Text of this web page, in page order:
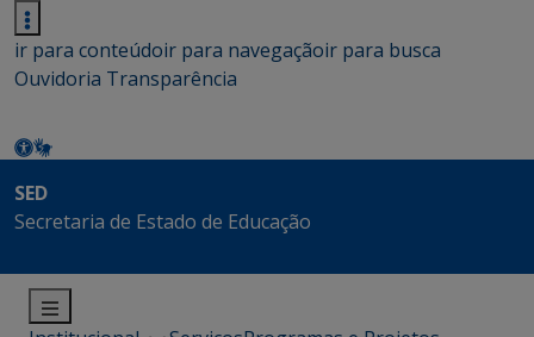
ir para conteúdoir para navegaçãoir para busca
Ouvidoria Transparência
SED
Secretaria de Estado de Educação